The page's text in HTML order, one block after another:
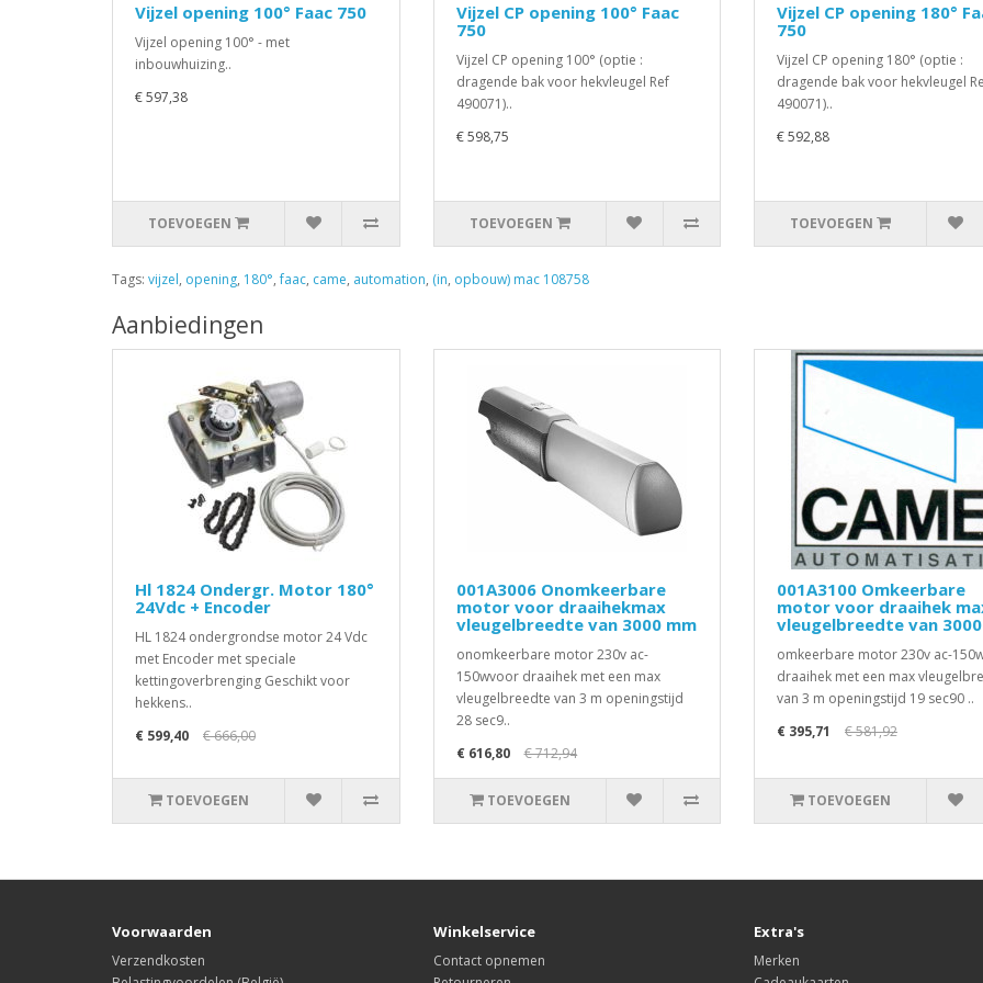
Vijzel opening 100° Faac 750
Vijzel opening 100° - met
inbouwhuizing..
€ 597,38
TOEVOEGEN
Vijzel CP opening 100° Faac
750
Vijzel CP opening 100° (optie :
dragende bak voor hekvleugel Ref
490071)..
€ 598,75
TOEVOEGEN
Vijzel CP opening 180°
750
Vijzel CP opening 180° (optie :
dragende bak voor hekvleugel
490071)..
€ 592,88
TOEVOEGEN
Tags: vijzel, opening, 180°,faac, came, automation, (in, opbouw) mac 108758
Aanbiedingen
Hl 1824 Ondergr. Motor 180°
24Vdc + Encoder
HL 1824 ondergrondse motor 24 Vdc
met Encoder met speciale
kettingoverbrenging Geschikt voor
hekkens..
€ 599,40
€ 666,00
TOEVOEGEN
001A3006 Onomkeerbare
motor voor draaihekmax
vleugelbreedte van 3000 mm
onomkeerbare motor 230v ac-
150wvoor draaihek met een max
vleugelbreedte van 3 m openingstijd
28 sec9..
€ 616,80
€ 712,94
TOEVOEGEN
001A3100 Omkeerbare
motor voor draaihek
vleugelbreedte van
omkeerbare motor 230v ac-
draaihek met een max
van 3 m openingstijd 19 sec90 ..
€ 395,71
€ 581,92
TOEVOEGEN
Voorwaarden
Verzendkosten
Winkelservice
Contact opnemen
Extra's
Merken